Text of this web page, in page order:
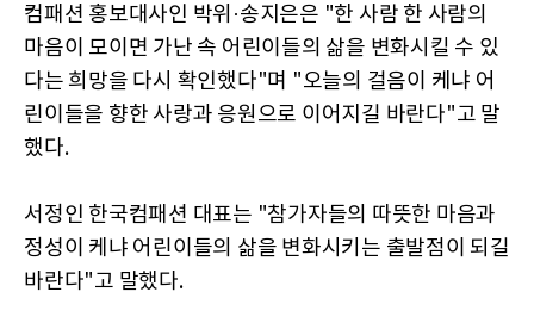
컴패션 홍보대사인 박위·송지은은 "한 사람 한 사람의
마음이 모이면 가난 속 어린이들의 삶을 변화시킬 수 있
다는 희망을 다시 확인했다"며 "오늘의 걸음이 케냐 어
린이들을 향한 사랑과 응원으로 이어지길 바란다"고 말
했다.
서정인 한국컴패션 대표는 "참가자들의 따뜻한 마음과
정성이 케냐 어린이들의 삶을 변화시키는 출발점이 되길
바란다"고 말했다.